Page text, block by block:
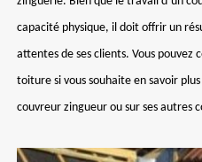
capacité physique, il doit offrir un
attentes de ses clients. Vous pouvez
toiture si vous souhaite en savoir
couvreur zingueur ou sur ses autres